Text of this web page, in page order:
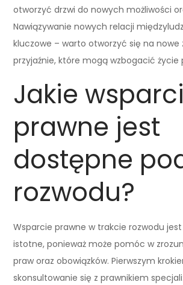
otworzyć drzwi do nowych możliwości
Nawiązywanie nowych relacji
kluczowe – warto otworzyć się na nowe
przyjaźnie, które mogą wzbogacić życie
Jakie
prawne jest
dostępne
rozwodu?
Wsparcie prawne w trakcie rozwodu
istotne, ponieważ może pomóc w
praw oraz obowiązków. Pierwszym
skonsultowanie się z prawnikiem